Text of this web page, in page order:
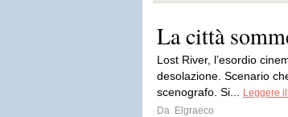
La città
Lost River, l’esordio
desolazione. Scenario
scenografo. Si...
Leggere
Da Elgraeco